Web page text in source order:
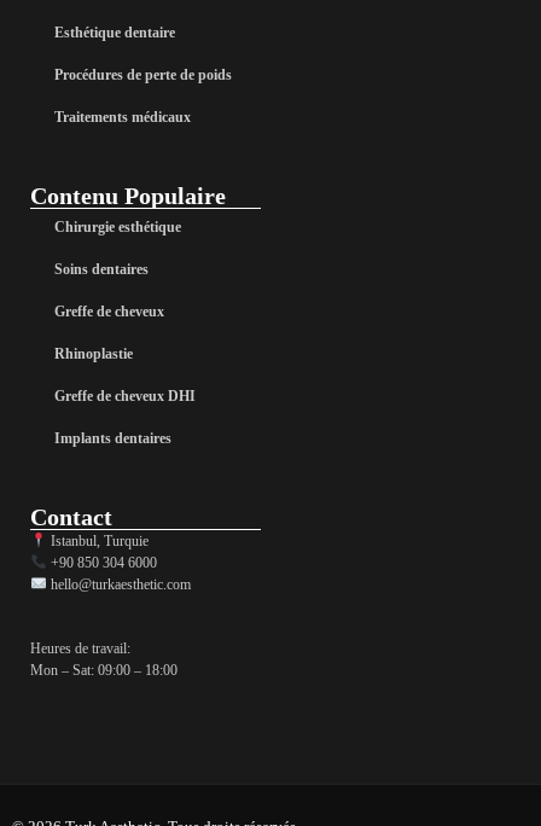
Esthétique dentaire
Procédures de perte de poids
Traitements médicaux
Contenu Populaire
Chirurgie esthétique
Soins dentaires
Greffe de cheveux
Rhinoplastie
Greffe de cheveux DHI
Implants dentaires
Contact
Istanbul, Turquie
+90 850 304 6000
hello@turkaesthetic.com
Heures de travail:
Mon – Sat: 09:00 – 18:00